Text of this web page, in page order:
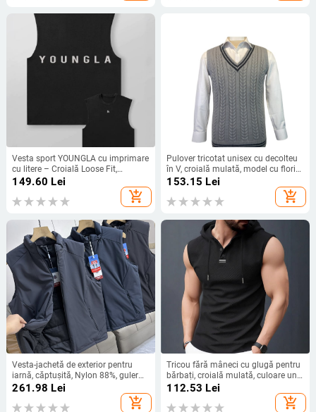
Vesta sport YOUNGLA cu imprimare
cu litere – Croială Loose Fit,
Bumbac, Vara 2025
149.60 Lei
add_shopping_cart
Pulover tricotat unisex cu decolteu
în V, croială mulată, model cu flori
răsucite, țesătură din poliester,
153.15 Lei
add_shopping_cart
Vesta-jachetă de exterior pentru
iarnă, căptușită, Nylon 88%, guler
înalt, buzunare laterale
261.98 Lei
add_shopping_cart
Tricou fără mâneci cu glugă pentru
bărbați, croială mulată, culoare uni,
100% poliester, bloc de culoare
112.53 Lei
add_shopping_cart